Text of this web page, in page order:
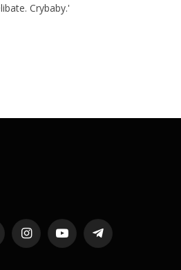
Crybaby.'
InstagramYouTubeTelegram